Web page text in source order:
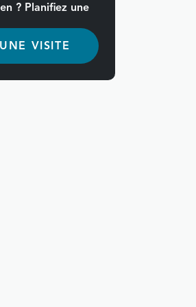
? Planifiez une
VISITE